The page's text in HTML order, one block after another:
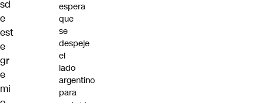
sd
e
est
e
gr
e
mi
espera
que
se
despeje
el
lado
argentino
para